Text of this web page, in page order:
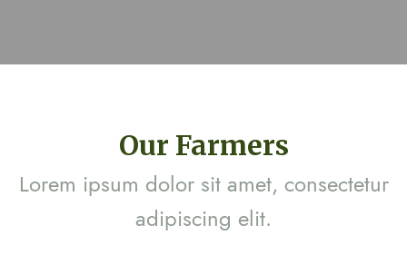
Our Farmers
Lorem ipsum dolor sit amet, consectetur
adipiscing elit.